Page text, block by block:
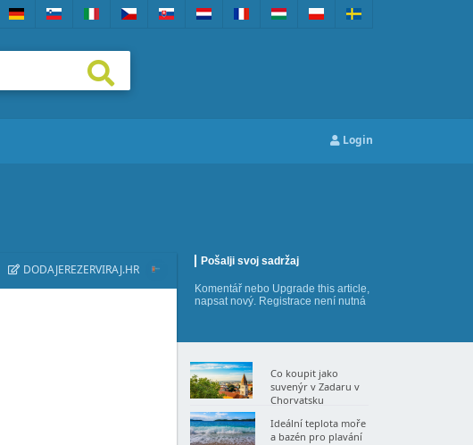
Login
Pošalji svoj sadržaj
Komentář nebo Upgrade this article,
napsat nový. Registrace není nutná
DODAJEREZERVIRAJ.HR
Co koupit jako
suvenýr v Zadaru v
Chorvatsku
Ideální teplota moře
a bazén pro plavání